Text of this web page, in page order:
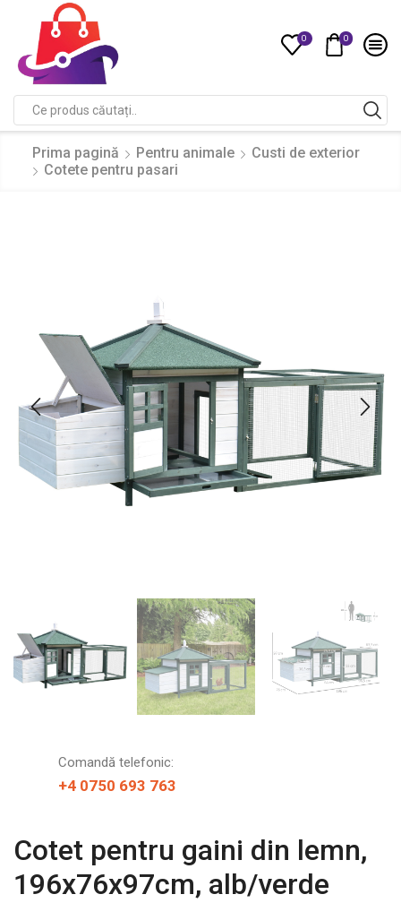
0 0
input
Prima pagină Pentru animale
Custi de exterior
Cotete pentru pasari
Comandă telefonic:
+4 0750 693 763
Cotet pentru gaini din lemn,
196x76x97cm, alb/verde